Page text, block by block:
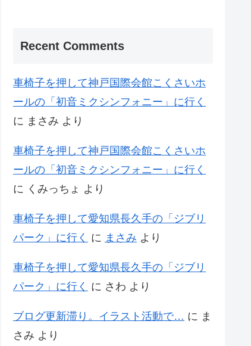
Recent Comments
車椅子を押して神戸国際会館こくさいホ
ールの「初音ミクシンフォニー」に行く
に まさみ より
車椅子を押して神戸国際会館こくさいホ
ールの「初音ミクシンフォニー」に行く
に くみっちょ より
車椅子を押して愛知県長久手の「ジブリ
パーク」に行く に まさみ より
車椅子を押して愛知県長久手の「ジブリ
パーク」に行く に さわ より
ブログ更新滞り。イラスト活動で… に ま
さみ より